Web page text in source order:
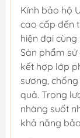
Kính bảo hộ
cao cấp đến
hiện đại
Sản phẩm
kết hợp lớp
sương,
quả. Trọng
nhàng suốt
khả năng